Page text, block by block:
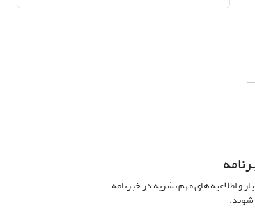
و اطلاعیه های مهم نشریه در خبرنامه